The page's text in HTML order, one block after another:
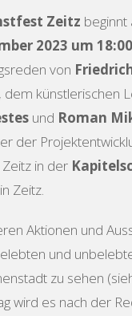
Zeitz beginnt
2023 um
von
, dem künstlerischen
und Roman
der
in der
Zeitz.
Aktionen und
und
zu sehen
wird es nach der